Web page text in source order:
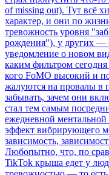
of missing out). Тут всё
характер, и они по
тревожность уровня
рождения"), у других —
уведомление о новом
каким фильтром
кого FoMO высокий и
жалуются на провалы в
забывать, зачем они
стал тем самым
ежедневной ментальной
эффект вибрирующего
зависимость,
Любопытно, что, по
TikTok крыша едет у